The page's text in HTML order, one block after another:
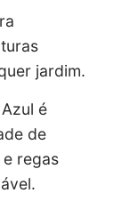
jardim.
é
de
regas